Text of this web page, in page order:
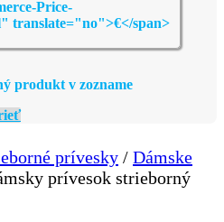
produkt v zozname
prívesky / Dámske
prívesok strieborný